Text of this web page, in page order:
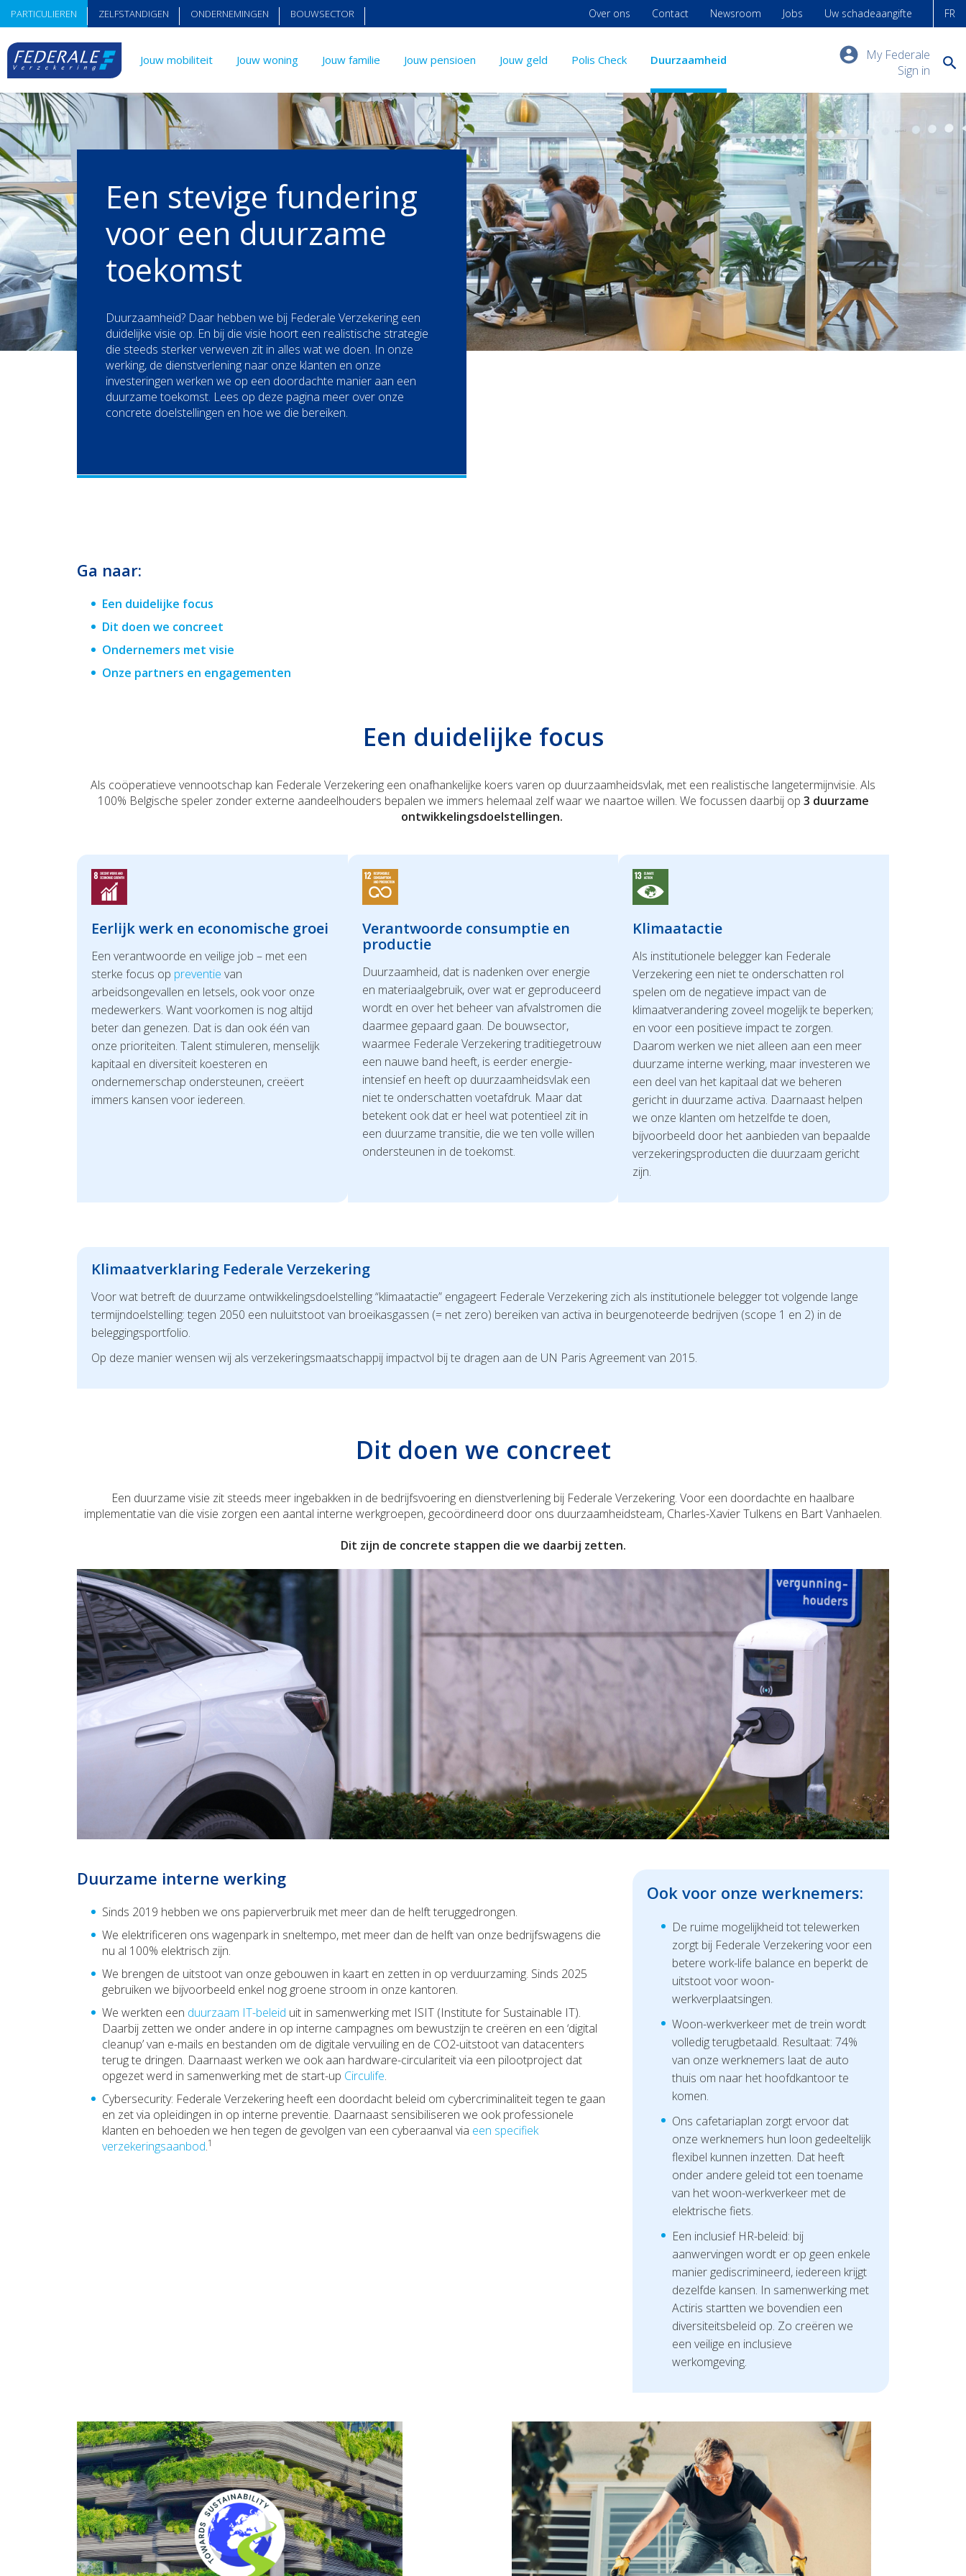
FR
My Federale
Sign in
PARTICULIEREN
Jouw mobiliteit Jouw woning Jouw familie Jouw pensioen Jouw geld Polis Check Duurzaamheid
ZELFSTANDIGEN ONDERNEMINGEN BOUWSECTOR Over ons Contact Newsroom Jobs Uw schadeaangifte
Een stevige fundering
voor een duurzame
toekomst
Duurzaamheid? Daar hebben we bij Federale Verzekering een
duidelijke visie op. En bij die visie hoort een realistische strategie
die steeds sterker verweven zit in alles wat we doen. In onze
werking, de dienstverlening naar onze klanten en onze
investeringen werken we op een doordachte manier aan een
duurzame toekomst. Lees op deze pagina meer over onze
concrete doelstellingen en hoe we die bereiken.
Ga naar:
Een duidelijke focus
Dit doen we concreet
Ondernemers met visie
Onze partners en engagementen
Een duidelijke focus
Als coöperatieve vennootschap kan Federale Verzekering een onafhankelijke koers varen op duurzaamheidsvlak, met een realistische langetermijnvisie. Als
100% Belgische speler zonder externe aandeelhouders bepalen we immers helemaal zelf waar we naartoe willen. We focussen daarbij op 3 duurzame
ontwikkelingsdoelstellingen.
Eerlijk werk en economische groei
Een verantwoorde en veilige job – met een
sterke focus op preventie van
arbeidsongevallen en letsels, ook voor onze
medewerkers. Want voorkomen is nog altijd
beter dan genezen. Dat is dan ook één van
onze prioriteiten. Talent stimuleren, menselijk
kapitaal en diversiteit koesteren en
ondernemerschap ondersteunen, creëert
immers kansen voor iedereen.
Verantwoorde consumptie en
productie
Duurzaamheid, dat is nadenken over energie
en materiaalgebruik, over wat er geproduceerd
wordt en over het beheer van afvalstromen die
daarmee gepaard gaan. De bouwsector,
waarmee Federale Verzekering traditiegetrouw
een nauwe band heeft, is eerder energie-
intensief en heeft op duurzaamheidsvlak een
niet te onderschatten voetafdruk. Maar dat
betekent ook dat er heel wat potentieel zit in
een duurzame transitie, die we ten volle willen
ondersteunen in de toekomst.
Klimaatactie
Als institutionele belegger kan Federale
Verzekering een niet te onderschatten rol
spelen om de negatieve impact van de
klimaatverandering zoveel mogelijk te beperken;
en voor een positieve impact te zorgen.
Daarom werken we niet alleen aan een meer
duurzame interne werking, maar investeren we
een deel van het kapitaal dat we beheren
gericht in duurzame activa. Daarnaast helpen
we onze klanten om hetzelfde te doen,
bijvoorbeeld door het aanbieden van bepaalde
verzekeringsproducten die duurzaam gericht
zijn.
Klimaatverklaring Federale Verzekering
Voor wat betreft de duurzame ontwikkelingsdoelstelling “klimaatactie” engageert Federale Verzekering zich als institutionele belegger tot volgende lange
termijndoelstelling: tegen 2050 een nuluitstoot van broeikasgassen (= net zero) bereiken van activa in beurgenoteerde bedrijven (scope 1 en 2) in de
beleggingsportfolio.
Op deze manier wensen wij als verzekeringsmaatschappij impactvol bij te dragen aan de UN Paris Agreement van 2015.
Dit doen we concreet
Een duurzame visie zit steeds meer ingebakken in de bedrijfsvoering en dienstverlening bij Federale Verzekering. Voor een doordachte en haalbare
implementatie van die visie zorgen een aantal interne werkgroepen, gecoördineerd door ons duurzaamheidsteam, Charles-Xavier Tulkens en Bart Vanhaelen.
Dit zijn de concrete stappen die we daarbij zetten.
Duurzame interne werking
Sinds 2019 hebben we ons papierverbruik met meer dan de helft teruggedrongen.
We elektrificeren ons wagenpark in sneltempo, met meer dan de helft van onze bedrijfswagens die
nu al 100% elektrisch zijn.
We brengen de uitstoot van onze gebouwen in kaart en zetten in op verduurzaming. Sinds 2025
gebruiken we bijvoorbeeld enkel nog groene stroom in onze kantoren.
We werkten een duurzaam IT-beleid uit in samenwerking met ISIT (Institute for Sustainable IT).
Daarbij zetten we onder andere in op interne campagnes om bewustzijn te creëren en een ‘digital
cleanup’ van e-mails en bestanden om de digitale vervuiling en de CO2-uitstoot van datacenters
terug te dringen. Daarnaast werken we ook aan hardware-circulariteit via een pilootproject dat
opgezet werd in samenwerking met de start-up Circulife.
Cybersecurity: Federale Verzekering heeft een doordacht beleid om cybercriminaliteit tegen te gaan
en zet via opleidingen in op interne preventie. Daarnaast sensibiliseren we ook professionele
klanten en behoeden we hen tegen de gevolgen van een cyberaanval via een specifiek
verzekeringsaanbod.1
Ook voor onze werknemers:
De ruime mogelijkheid tot telewerken
zorgt bij Federale Verzekering voor een
betere work-life balance en beperkt de
uitstoot voor woon-
werkverplaatsingen.
Woon-werkverkeer met de trein wordt
volledig terugbetaald. Resultaat: 74%
van onze werknemers laat de auto
thuis om naar het hoofdkantoor te
komen.
Ons cafetariaplan zorgt ervoor dat
onze werknemers hun loon gedeeltelijk
flexibel kunnen inzetten. Dat heeft
onder andere geleid tot een toename
van het woon-werkverkeer met de
elektrische fiets.
Een inclusief HR-beleid: bij
aanwervingen wordt er op geen enkele
manier gediscrimineerd, iedereen krijgt
dezelfde kansen. In samenwerking met
Actiris startten we bovendien een
diversiteitsbeleid op. Zo creëren we
een veilige en inclusieve
werkomgeving.